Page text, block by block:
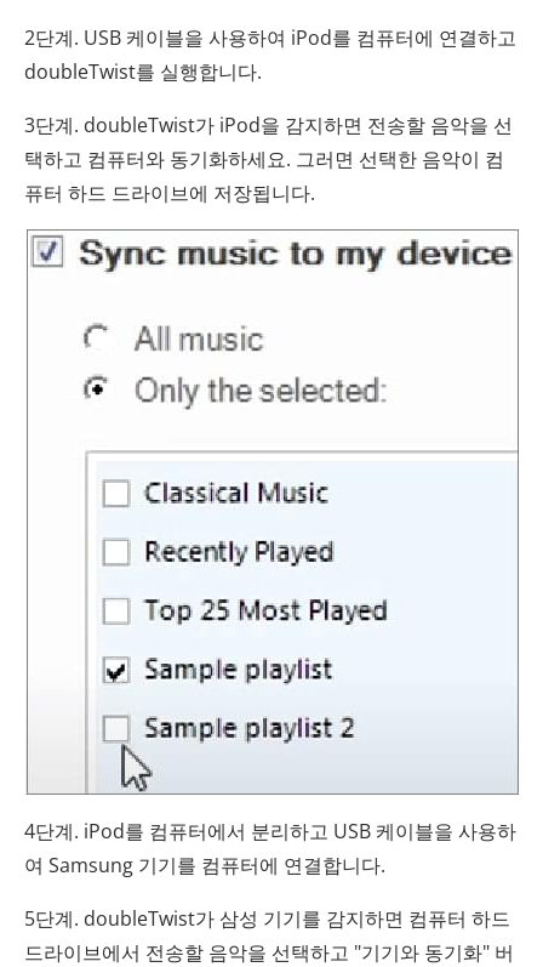
2단계. USB 케이블을 사용하여 iPod를 컴퓨터에 연결하고
doubleTwist를 실행합니다.
3단계. doubleTwist가 iPod을 감지하면 전송할 음악을 선
택하고 컴퓨터와 동기화하세요. 그러면 선택한 음악이 컴
퓨터 하드 드라이브에 저장됩니다.
4단계. iPod를 컴퓨터에서 분리하고 USB 케이블을 사용하
여 Samsung 기기를 컴퓨터에 연결합니다.
5단계. doubleTwist가 삼성 기기를 감지하면 컴퓨터 하드
드라이브에서 전송할 음악을 선택하고 "기기와 동기화" 버